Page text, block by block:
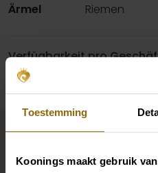
Toestemming
Koonings maakt gebruik
Ärmel
Riemen
Verfügbarkeit pro